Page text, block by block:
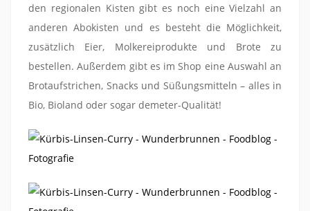
den regionalen Kisten gibt es noch eine Vielzahl an
anderen Abokisten und es besteht die Möglichkeit,
zusätzlich Eier, Molkereiprodukte und Brote zu
bestellen. Außerdem gibt es im Shop eine Auswahl an
Brotaufstrichen, Snacks und Süßungsmitteln – alles in
Bio, Bioland oder sogar demeter-Qualität!